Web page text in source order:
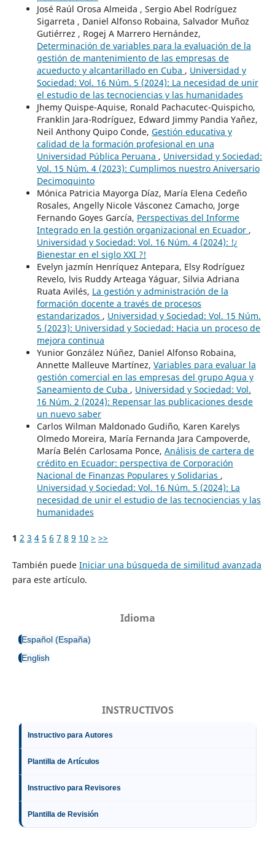
José Raúl Orosa Almeida , Sergio Abel Rodríguez
Sigarreta , Daniel Alfonso Robaina, Salvador Muñoz
Gutiérrez , Rogej A Marrero Hernández,
Determinación de variables para la evaluación de la
gestión de mantenimiento de las empresas de
acueducto y alcantarillado en Cuba , Universidad y
Sociedad: Vol. 16 Núm. 5 (2024): La necesidad de unir
el estudio de las tecnociencias y las humanidades
Jhemy Quispe-Aquise, Ronald Pachacutec-Quispicho,
Franklin Jara-Rodríguez, Edward Jimmy Pandia Yañez,
Neil Anthony Quipo Conde, Gestión educativa y
calidad de la formación profesional en una
Universidad Pública Peruana , Universidad y Sociedad:
Vol. 15 Núm. 4 (2023): Cumplimos nuestro Aniversario
Decimoquinto
Mónica Patricia Mayorga Díaz, María Elena Cedeño
Rosales, Angelly Nicole Vásconez Camacho, Jorge
Fernando Goyes García, Perspectivas del Informe
Integrado en la gestión organizacional en Ecuador ,
Universidad y Sociedad: Vol. 16 Núm. 4 (2024): !¿
Bienestar en el siglo XXI ?!
Evelyn jazmín Henríquez Antepara, Elsy Rodríguez
Revelo, lvis Ruddy Arteaga Yáguar, Silvia Adriana
Ruata Avilés, La gestión y administración de la
formación docente a través de procesos
estandarizados , Universidad y Sociedad: Vol. 15 Núm.
5 (2023): Universidad y Sociedad: Hacia un proceso de
mejora continua
Yunior González Núñez, Daniel Alfonso Robaina,
Annette Malleuve Martínez, Variables para evaluar la
gestión comercial en las empresas del grupo Agua y
Saneamiento de Cuba , Universidad y Sociedad: Vol.
16 Núm. 2 (2024): Repensar las publicaciones desde
un nuevo saber
Carlos Wilman Maldonado Gudiño, Karen Karelys
Olmedo Moreira, María Fernanda Jara Campoverde,
María Belén Carlosama Ponce, Análisis de cartera de
crédito en Ecuador: perspectiva de Corporación
Nacional de Finanzas Populares y Solidarias ,
Universidad y Sociedad: Vol. 16 Núm. 5 (2024): La
necesidad de unir el estudio de las tecnociencias y las
humanidades
1 2 3 4 5 6 7 8 9 10 > >>
También puede Iniciar una búsqueda de similitud avanzada
para este artículo.
Idioma
Español (España)
English
INSTRUCTIVOS
Instructivo para Autores
Plantilla de Artículos
Instructivo para Revisores
Plantilla de Revisión